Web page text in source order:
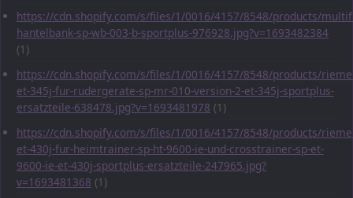
https://cdn.shopify.com/s/files/1/0016/4157/8548/products/
hantelbank-sp-wb-003-b-sportplus-976928.jpg?v=1693482384
(1)
https://cdn.shopify.com/s/files/1/0016/4157/8548/products/
et-345j-fur-rudergerate-sp-mr-010-version-2-et-345j-sportplus-
ersatzteile-638478.jpg?v=1693481978 (1)
https://cdn.shopify.com/s/files/1/0016/4157/8548/products/
et-430j-fur-heimtrainer-sp-ht-9600-ie-und-crosstrainer-sp-et-
9600-ie-et-430j-sportplus-ersatzteile-247965.jpg?
v=1693481368 (1)